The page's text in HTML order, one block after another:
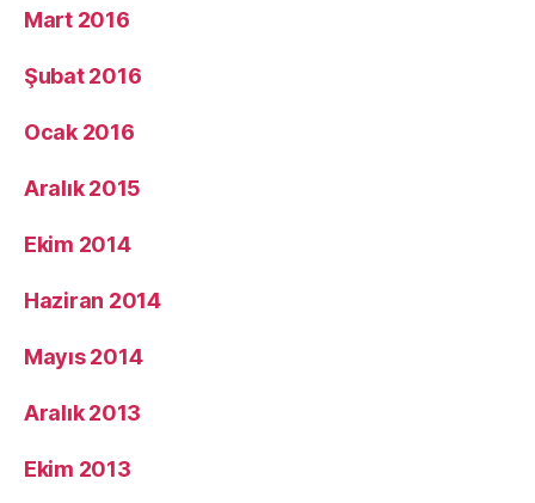
Mart 2016
Şubat 2016
Ocak 2016
Aralık 2015
Ekim 2014
Haziran 2014
Mayıs 2014
Aralık 2013
Ekim 2013